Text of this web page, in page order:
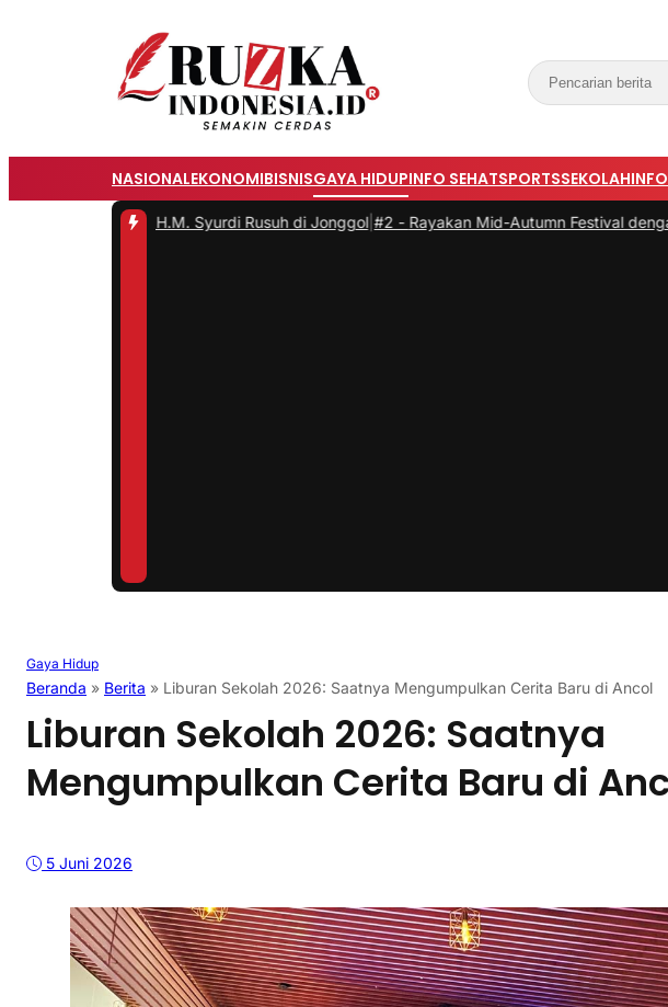
NASIONALEKONOMIBISNISGAYA HIDUPINFO SEHATSPORTSSEKOLAH
Jalan H.M. Syurdi Rusuh di Jonggol|#2 - Rayakan Mid-Autumn Festival dengan
Gaya Hidup
Beranda » Berita » Liburan Sekolah 2026: Saatnya Mengumpulkan Cerita Baru di Ancol
Liburan Sekolah 2026: Saatnya
Mengumpulkan Cerita Baru di
5 Juni 2026